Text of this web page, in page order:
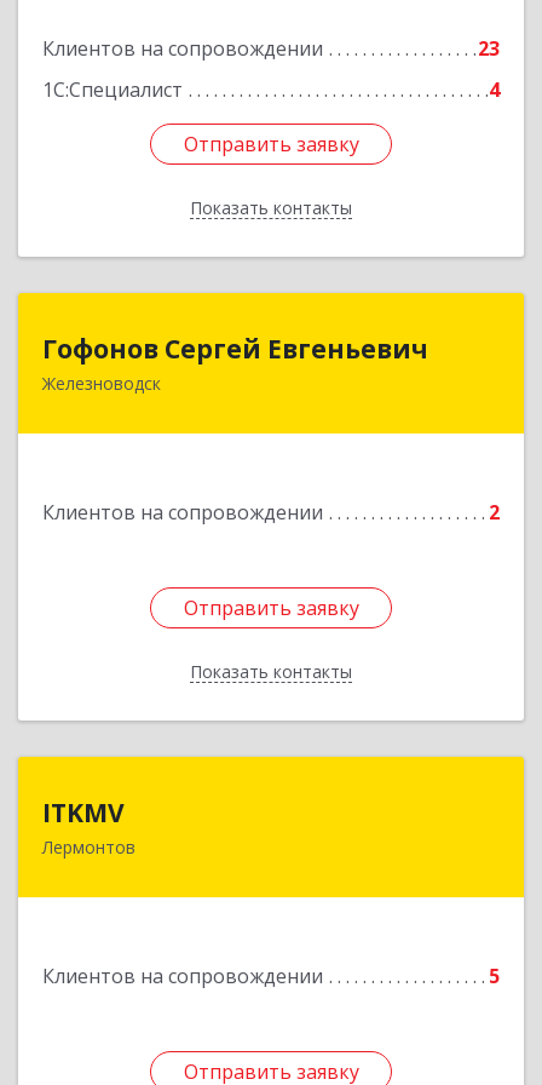
Клиентов на сопровождении
23
1С:Специалист
4
Отправить заявку
Показать контакты
Отправить заявку
Назад
Гофонов Сергей Евгеньевич
Железноводск
Клиентов на сопровождении 2
Отправить заявку
Показать контакты
Гофонов Сергей Евгеньевич
Отправить заявку
Назад
ITKMV
Лермонтов
Клиентов на сопровождении 5
Отправить заявку
Отправить заявку